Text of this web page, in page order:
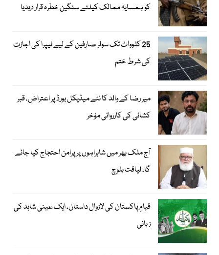
کو ہمسایہ ممالک کیلئے سنگین خطرہ قرار دیدیا
25 کلوواٹ تک سولر صارفین کے لیے نیپرا کی اجازت
کی شرط ختم
میر رضا کے والد کا نئے میڈیکل بورڈ پر اعتراض، قبر
کشائی کی کارروائی مؤخر
آج ملک بھر میں شاہراہوں پر پرامن احتجاج کیا جائے
گا، لیاقت بلوچ
قیامِ پاکستان کی لازوال داستان، ایک عینی شاہد کی
زبانی